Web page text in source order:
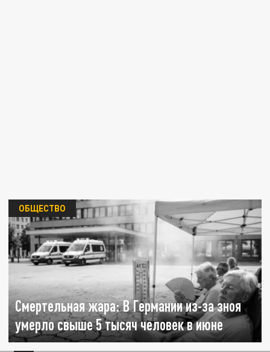
Смертельная жара: В Германии из-за зноя
умерло свыше 5 тысяч человек в июне
ОБЩЕСТВО